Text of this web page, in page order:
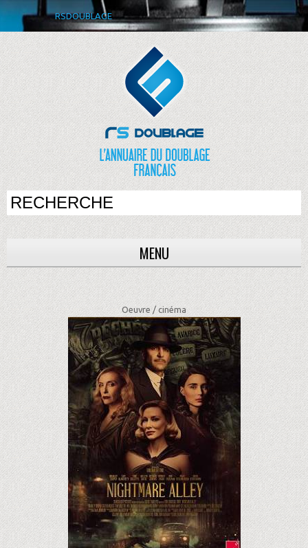
RSDOUBLAGE
MENU
Oeuvre /cinéma